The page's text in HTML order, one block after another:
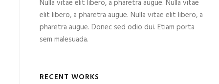
Nulla vitae elit libero, a pharetra augue. Nulla vitae
elit libero, a pharetra augue. Nulla vitae elit libero, a
pharetra augue. Donec sed odio dui. Etiam porta
sem malesuada.
RECENT WORKS